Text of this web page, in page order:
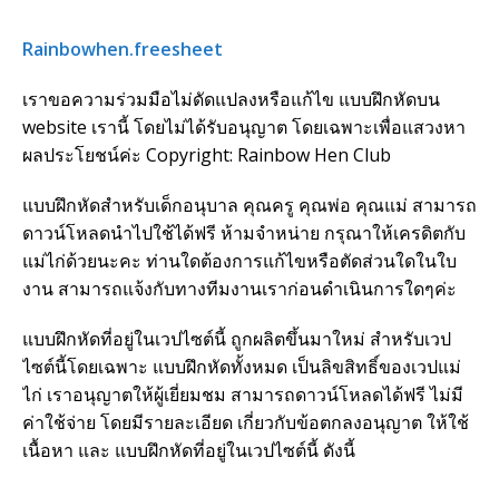
Rainbowhen.freesheet
เราขอความร่วมมือไม่ดัดแปลงหรือแก้ไข แบบฝึกหัดบน
website เรานี้ โดยไม่ได้รับอนุญาต โดยเฉพาะเพื่อแสวงหา
ผลประโยชน์ค่ะ Copyright: Rainbow Hen Club
แบบฝึกหัดสำหรับเด็กอนุบาล คุณครู คุณพ่อ คุณแม่ สามารถ
ดาวน์โหลดนำไปใช้ได้ฟรี ห้ามจำหน่าย กรุณาให้เครดิตกับ
แม่ไก่ด้วยนะคะ ท่านใดต้องการแก้ไขหรือตัดส่วนใดในใบ
งาน สามารถแจ้งกับทางทีมงานเราก่อนดำเนินการใดๆค่ะ
แบบฝึกหัดที่อยู่ในเวปไซต์นี้ ถูกผลิตขึ้นมาใหม่ สำหรับเวป
ไซต์นี้โดยเฉพาะ แบบฝึกหัดทั้งหมด เป็นลิขสิทธิ์ของเวปแม่
ไก่ เราอนุญาตให้ผู้เยี่ยมชม สามารถดาวน์โหลดได้ฟรี ไม่มี
ค่าใช้จ่าย โดยมีรายละเอียด เกี่ยวกับข้อตกลงอนุญาต ให้ใช้
เนื้อหา และ แบบฝึกหัดที่อยู่ในเวปไซต์นี้ ดังนี้